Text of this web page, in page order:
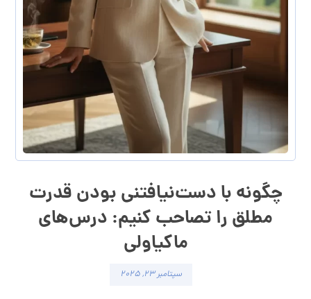
چگونه با دست‌نیافتنی بودن قدرت
مطلق را تصاحب کنیم: درس‌های
ماکیاولی
سپتامبر ۲۳, ۲۰۲۵